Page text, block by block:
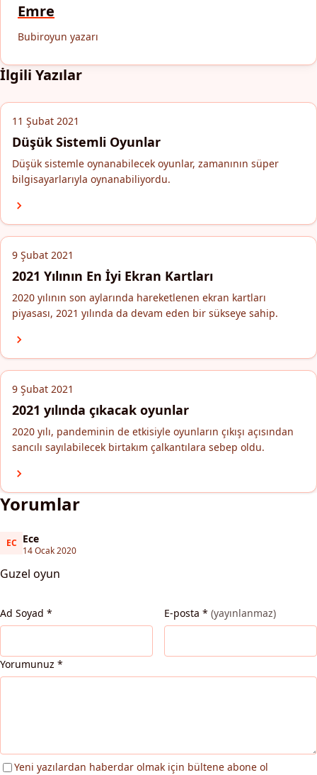
Emre
Bubiroyun yazarı
İlgili Yazılar
11 Şubat 2021
Düşük Sistemli Oyunlar
Düşük sistemle oynanabilecek oyunlar, zamanının süper
bilgisayarlarıyla oynanabiliyordu.
9 Şubat 2021
2021 Yılının En İyi Ekran Kartları
2020 yılının son aylarında hareketlenen ekran kartları
piyasası, 2021 yılında da devam eden bir sükseye sahip.
9 Şubat 2021
2021 yılında çıkacak oyunlar
2020 yılı, pandeminin de etkisiyle oyunların çıkışı açısından
sancılı sayılabilecek birtakım çalkantılara sebep oldu.
Yorumlar
ECEce
Ece
14 Ocak 2020
Guzel oyun
Ad Soyad * E-posta * (yayınlanmaz)
Yorumunuz *
Yeni yazılardan haberdar olmak için bültene abone ol